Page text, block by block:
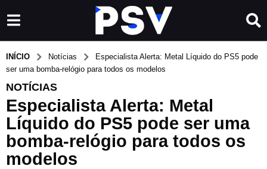
INÍCIO Notícias
Especialista Alerta: Metal Líquido do PS5 pode
ser uma bomba-relógio para todos os modelos
NOTÍCIAS
Especialista Alerta: Metal
Líquido do PS5 pode ser uma
bomba-relógio para todos os
modelos